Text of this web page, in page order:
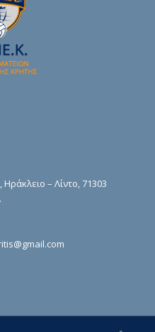
– Λίντο, 71303